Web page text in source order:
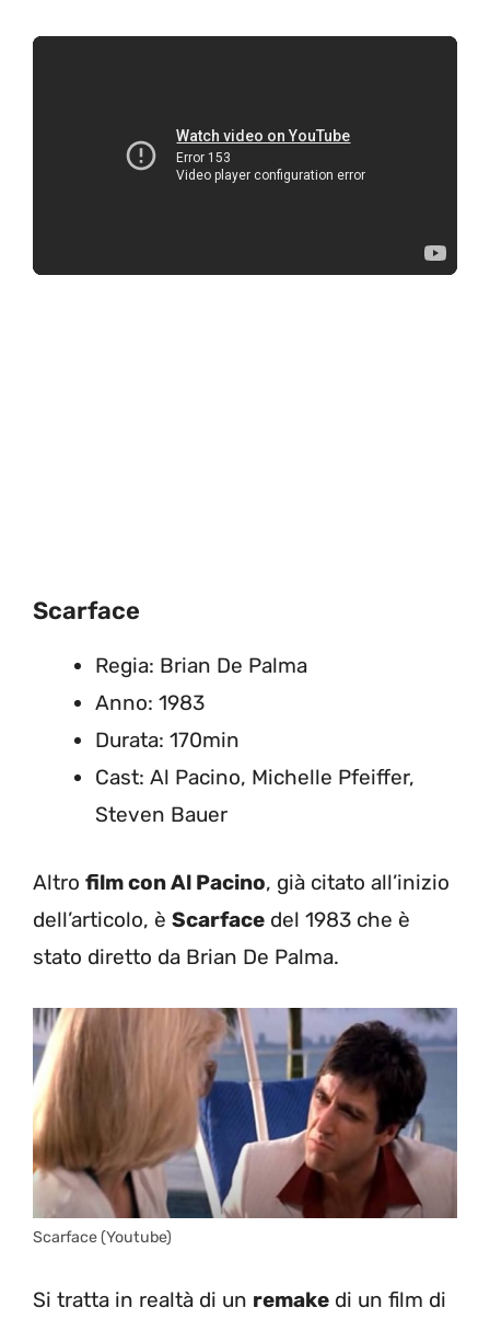
Scarface
Regia: Brian De Palma
Anno: 1983
Durata: 170min
Cast: Al Pacino, Michelle Pfeiffer,
Steven Bauer
Altro film con Al Pacino, già citato all’inizio
dell’articolo, è Scarface del 1983 che è
stato diretto da Brian De Palma.
Scarface (Youtube)
Si tratta in realtà di un remake di un film di